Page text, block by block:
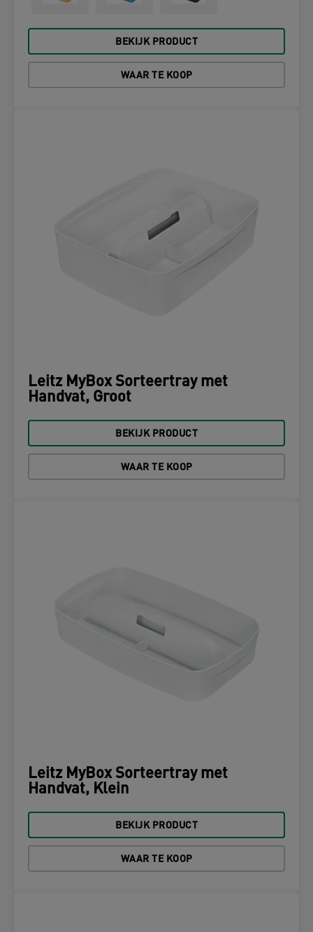
BEKIJK PRODUCT
WAAR TE KOOP
Leitz MyBox Sorteertray met
Handvat, Groot
BEKIJK PRODUCT
WAAR TE KOOP
Leitz MyBox Sorteertray met
Handvat, Klein
BEKIJK PRODUCT
WAAR TE KOOP